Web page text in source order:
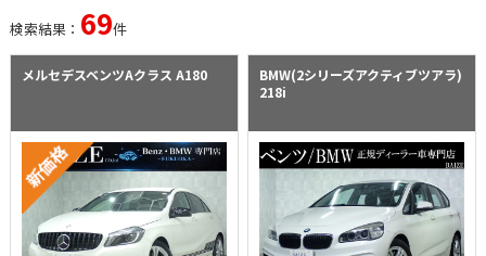
検索結果： 69件
メルセデスベンツAクラス A180
BMW(2シリーズアクティブツアラ)
218i